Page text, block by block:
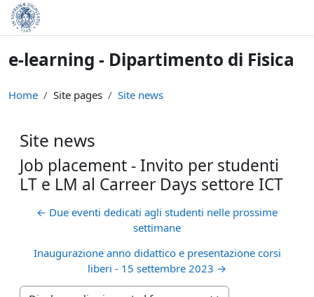
Skip to main content
e-learning - Dipartimento di Fisica
Home Site pages Site news
Site news
Job placement - Invito per studenti
LT e LM al Carreer Days settore ICT
← Due eventi dedicati agli studenti nelle prossime
settimane
Inaugurazione anno didattico e presentazione corsi
liberi - 15 settembre 2023 →